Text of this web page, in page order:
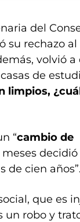
del
su rechazo
volvió a
de
limpios,
“cambio de
de cien años”.
que es
un robo y